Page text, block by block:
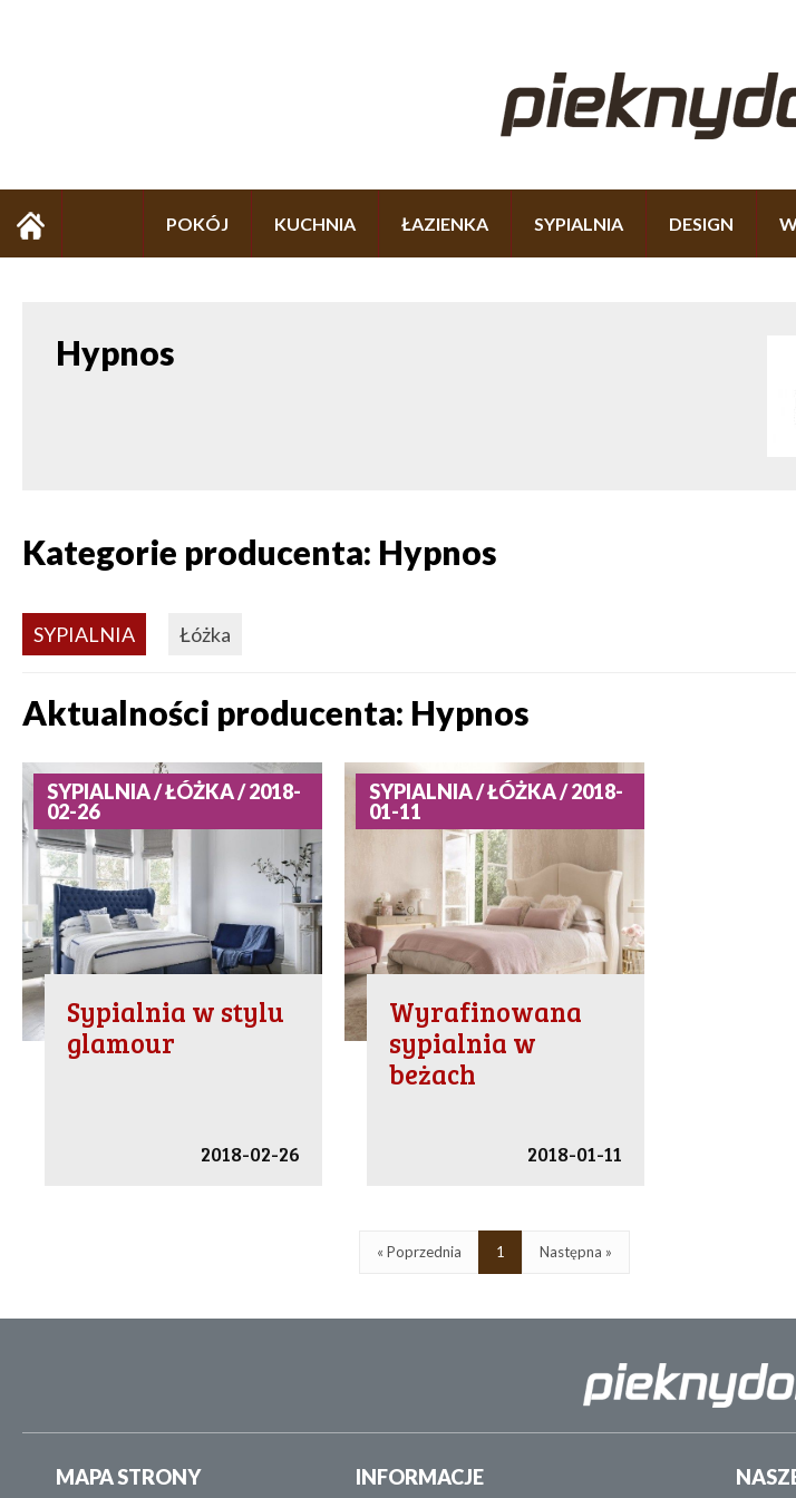
POKÓJ KUCHNIA ŁAZIENKA SYPIALNIA DESIGN
Hypnos
Kategorie producenta: Hypnos
SYPIALNIA Łóżka
Aktualności producenta: Hypnos
SYPIALNIA / ŁÓŻKA / 2018-
02-26
Sypialnia w stylu
glamour
2018-02-26
SYPIALNIA / ŁÓŻKA / 2018-
01-11
Wyrafinowana
sypialnia w
beżach
2018-01-11
« Poprzednia 1 Następna »
MAPA STRONY INFORMACJE